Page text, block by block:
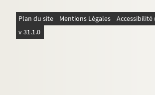
Ms Granvelle 68. « Mémoires de M. de
Ms Granvelle 69. Champagney. Tome VII.
Ms Granvelle 70. « Lettres et papiers de
Plan du site Mentions Légales
v 31.1.0